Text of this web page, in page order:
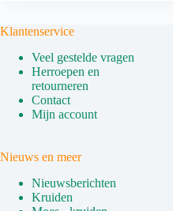
Klantenservice
Veel gestelde vragen
Herroepen en
retourneren
Contact
Mijn account
Nieuws en meer
Nieuwsberichten
Kruiden